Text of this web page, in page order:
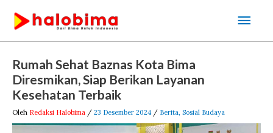
konten
Rumah Sehat Baznas Kota Bima
Diresmikan, Siap Berikan Layanan
Kesehatan Terbaik
Oleh Redaksi Halobima / 23 Desember 2024 / Berita, Sosial Budaya
navigation